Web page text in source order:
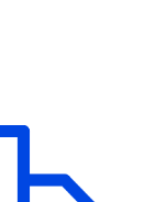
août inclus.